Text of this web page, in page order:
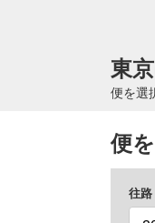
東
便を選
便
往路